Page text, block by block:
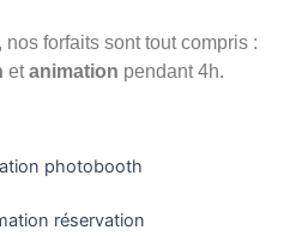
forfaits sont tout compris :
etanimation pendant 4h.